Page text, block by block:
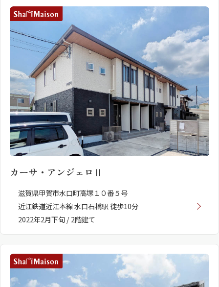
カーサ・アンジェロⅡ
滋賀県甲賀市水口町高塚１０番５号
近江鉄道近江本線 水口石橋駅 徒歩10分
2022年2月下旬 / 2階建て